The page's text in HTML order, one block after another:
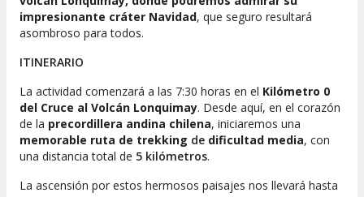
impresionante cráter Navidad, que seguro resultará
asombroso para todos.
ITINERARIO
La actividad comenzará a las 7:30 horas en el Kilómetro 0
del Cruce al Volcán Lonquimay. Desde aquí, en el corazón
de la precordillera andina chilena, iniciaremos una
memorable ruta de trekking de dificultad media, con
una distancia total de 5 kilómetros.
La ascensión por estos hermosos paisajes nos llevará hasta